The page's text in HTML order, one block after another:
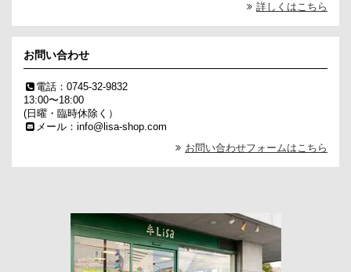
詳しくはこちら
お問い合わせ
電話：0745-32-9832
13:00〜18:00
(日曜・臨時休除く）
メール：info@lisa-shop.com
お問い合わせフォームはこちら